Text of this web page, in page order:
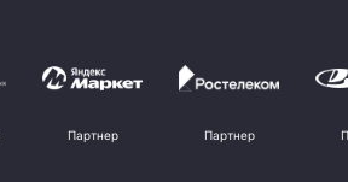
Партнер Партнер